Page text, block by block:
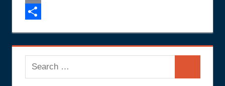
Email
Search
for: